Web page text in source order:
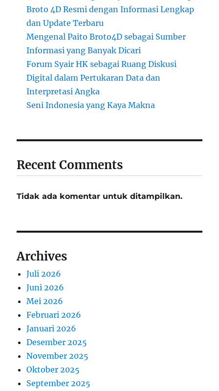
Broto 4D Resmi dengan Informasi Lengkap
dan Update Terbaru
Mengenal Paito Broto4D sebagai Sumber
Informasi yang Banyak Dicari
Forum Syair HK sebagai Ruang Diskusi
Digital dalam Pertukaran Data dan
Interpretasi Angka
Seni Indonesia yang Kaya Makna
Recent Comments
Tidak ada komentar untuk ditampilkan.
Archives
Juli 2026
Juni 2026
Mei 2026
Februari 2026
Januari 2026
Desember 2025
November 2025
Oktober 2025
September 2025